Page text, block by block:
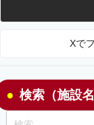
Xで
検索（施設